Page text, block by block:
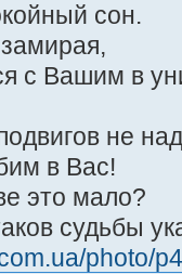
сон.
с Вашим в
не
в Вас!
это мало?
судьбы
photo/